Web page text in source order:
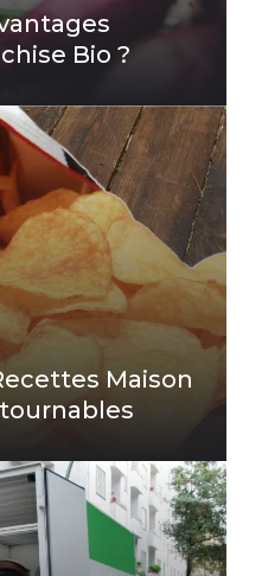
Bio ?
Maison